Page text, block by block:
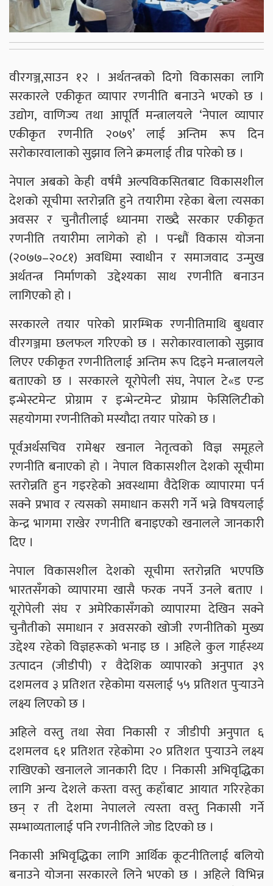
वीरगञ्ज,साउन १२ । अर्थतन्त्रको दिगो विकासका लागि
सरकारले एकीकृत व्यापार रणनीति बनाउने भएको छ ।
उद्योग, वाणिज्य तथा आपूर्ति मन्त्रालयले ‘नेपाल व्यापार
एकीकृत रणनीति २०७९’ लाई अन्तिम रूप दिन
सरोकारवालाको सुझाव लिने क्रमलाई तीव्र पारेको छ ।
नेपाल अबको केही वर्षमै अल्पविकसितबाट विकासशील
देशको सूचीमा स्तरोन्नति हुने तयारीमा रहेका बेला त्यसका
अवसर र चुनौतीलाई ध्यानमा राख्दै सरकार एकीकृत
रणनीति तयारीमा लागेको हो । पन्ध्रौं विकास योजना
(२०७७–२०८१) अवधिमा स्वाधीन र समाजवाद उन्मुख
अर्थतन्त्र निर्माणको उद्देश्यका साथ रणनीति बनाउन
लागिएको हो ।
सरकारले तयार पारेको प्रारम्भिक रणनीतिमाथि बुधवार
वीरगञ्जमा छलफल गरिएको छ । सरोकारवालाको सुझाव
लिएर एकीकृत रणनीतिलाई अन्तिम रूप दिइने मन्त्रालयले
बताएको छ । सरकारले यूरोपेली संघ, नेपाल टे«ड एन्ड
इन्भेस्टमेन्ट प्रोग्राम र इन्भेन्टमेन्ट प्रोग्राम फेसिलिटीको
सहयोगमा रणनीतिको मस्यौदा तयार पारेको छ ।
पूर्वअर्थसचिव रामेश्वर खनाल नेतृत्वको विज्ञ समूहले
रणनीति बनाएको हो । नेपाल विकासशील देशको सूचीमा
स्तरोन्नति हुन गइरहेको अवस्थामा वैदेशिक व्यापारमा पर्न
सक्ने प्रभाव र त्यसको समाधान कसरी गर्ने भन्ने विषयलाई
केन्द्र भागमा राखेर रणनीति बनाइएको खनालले जानकारी
दिए ।
नेपाल विकासशील देशको सूचीमा स्तरोन्नति भएपछि
भारतसँगको व्यापारमा खासै फरक नपर्ने उनले बताए ।
यूरोपेली संघ र अमेरिकासँगको व्यापारमा देखिन सक्ने
चुनौतीको समाधान र अवसरको खोजी रणनीतिको मुख्य
उद्देश्य रहेको विज्ञहरूको भनाइ छ । अहिले कुल गार्हस्थ्य
उत्पादन (जीडीपी) र वैदेशिक व्यापारको अनुपात ३९
दशमलव ३ प्रतिशत रहेकोमा यसलाई ५५ प्रतिशत पुर्‍याउने
लक्ष्य लिएको छ ।
अहिले वस्तु तथा सेवा निकासी र जीडीपी अनुपात ६
दशमलव ६१ प्रतिशत रहेकोमा २० प्रतिशत पुर्‍याउने लक्ष्य
राखिएको खनालले जानकारी दिए । निकासी अभिवृद्धिका
लागि अन्य देशले कस्ता वस्तु कहाँबाट आयात गरिरहेका
छन् र ती देशमा नेपालले त्यस्ता वस्तु निकासी गर्ने
सम्भाव्यतालाई पनि रणनीतिले जोड दिएको छ ।
निकासी अभिवृद्धिका लागि आर्थिक कूटनीतिलाई बलियो
बनाउने योजना सरकारले लिने भएको छ । अहिले विभिन्न